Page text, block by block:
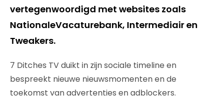
vertegenwoordigd met websites zoals
NationaleVacaturebank, Intermediair en
Tweakers.
7 Ditches TV duikt in zijn sociale timeline en
bespreekt nieuwe nieuwsmomenten en de
toekomst van advertenties en adblockers.